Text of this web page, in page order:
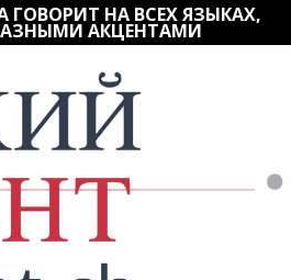
ГОВОРИТ НА ВСЕХ ЯЗЫКАХ,
АКЦЕНТАМИ